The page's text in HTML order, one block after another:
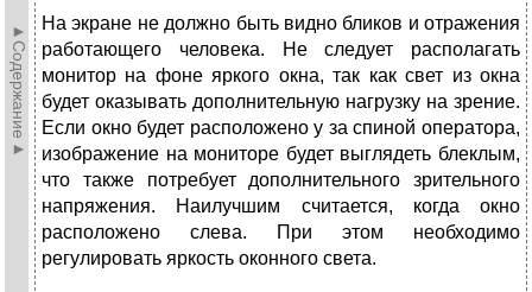
►Содержание►
На экране не должно быть видно бликов и отражения
работающего человека. Не следует располагать
монитор на фоне яркого окна, так как свет из окна
будет оказывать дополнительную нагрузку на зрение.
Если окно будет расположено у за спиной оператора,
изображение на мониторе будет выглядеть блеклым,
что также потребует дополнительного зрительного
напряжения. Наилучшим считается, когда окно
расположено слева. При этом необходимо
регулировать яркость оконного света.